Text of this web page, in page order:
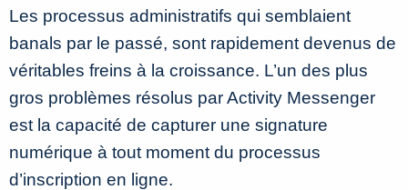
Les processus administratifs qui semblaient
banals par le passé, sont rapidement devenus de
véritables freins à la croissance. L’un des plus
gros problèmes résolus par Activity Messenger
est la capacité de capturer une signature
numérique à tout moment du processus
d’inscription en ligne.